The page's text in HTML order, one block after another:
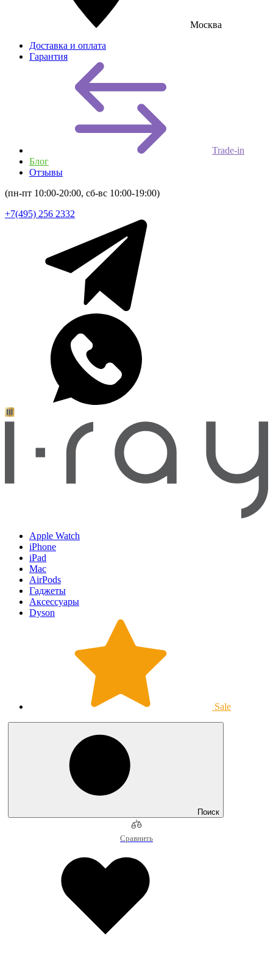
Москва
Доставка и оплата
Гарантия
Trade-in
Блог
Отзывы
(пн-пт 10:00-20:00, сб-вс 10:00-19:00)
+7(495) 256 2332
Apple Watch
iPhone
iPad
Mac
AirPods
Гаджеты
Аксессуары
Dyson
Sale
Поиск
Сравнить